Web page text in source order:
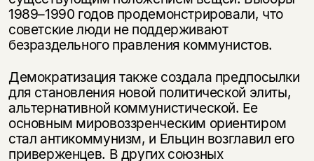
1989–1990 годов продемонстрировали, что
советские люди не поддерживают
безраздельного правления коммунистов.
Демократизация также создала предпосылки
для становления новой политической элиты,
альтернативной коммунистической. Ее
основным мировоззренческим ориентиром
стал антикоммунизм, и Ельцин возглавил его
приверженцев. В других союзных